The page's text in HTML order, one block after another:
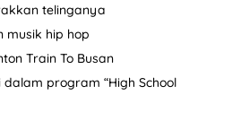
telinganya
musik hip hop
Train To Busan
program “High School